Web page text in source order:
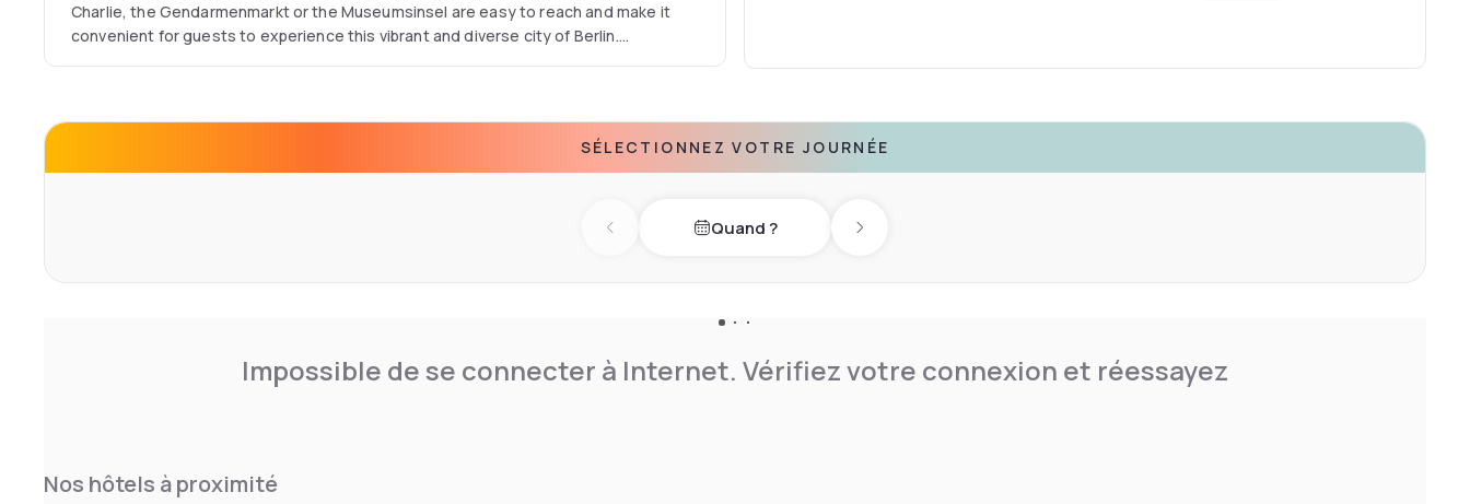
Charlie, the Gendarmenmarkt or the Museumsinsel are easy to reach and make it
convenient for guests to experience this vibrant and diverse city of Berlin.
SÉLECTIONNEZ VOTRE JOURNÉE
Previous dayQuand ? Next day
Impossible de se connecter à Internet. Vérifiez votre connexion et réessayez
Nos hôtels à proximité